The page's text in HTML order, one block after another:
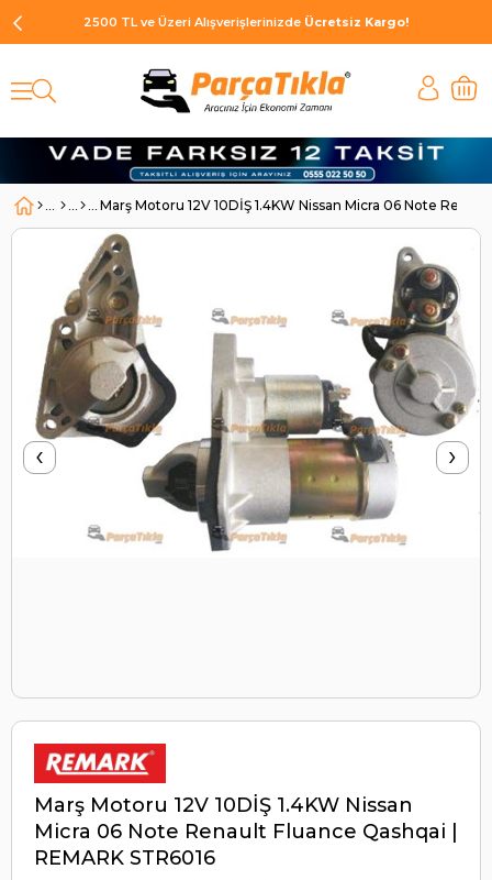
2500 TL ve Üzeri Alışverişlerinizde Ücretsiz Kargo!
Marş Motoru 12V 10DİŞ 1.4KW Nissan Micra 06 Note
‹ ›
Marş Motoru 12V 10DİŞ 1.4KW Nissan
Micra 06 Note Renault Fluance Qashqai |
REMARK STR6016